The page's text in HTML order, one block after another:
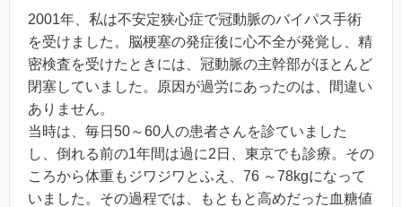
2001年、私は不安定狭心症で冠動脈のバイパス手術
を受けました。脳梗塞の発症後に心不全が発覚し、精
密検査を受けたときには、冠動脈の主幹部がほとんど
閉塞していました。原因が過労にあったのは、間違い
ありません。
当時は、毎日50～60人の患者さんを診ていました
し、倒れる前の1年間は過に2日、東京でも診療。その
ころから体重もジワジワとふえ、76 ～78kgになって
いました。その過程では、もともと高めだった血糖値